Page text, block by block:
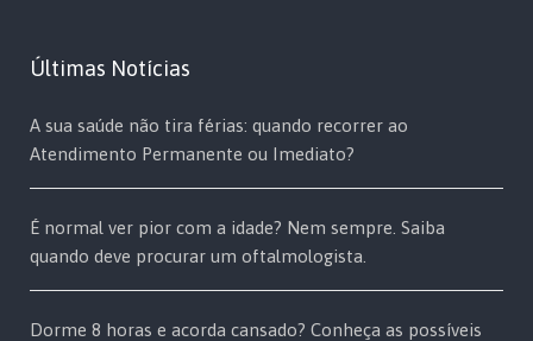
Últimas Notícias
A sua saúde não tira férias: quando recorrer ao
Atendimento Permanente ou Imediato?
É normal ver pior com a idade? Nem sempre. Saiba
quando deve procurar um oftalmologista.
Dorme 8 horas e acorda cansado? Conheça as possíveis